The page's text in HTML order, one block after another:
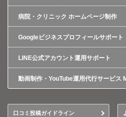
病院・クリニック ホームページ制作
Googleビジネスプロフィールサポート
LINE公式アカウント運用サポート
動画制作・YouTube運用代行サービス
口コミ投稿ガイドライン